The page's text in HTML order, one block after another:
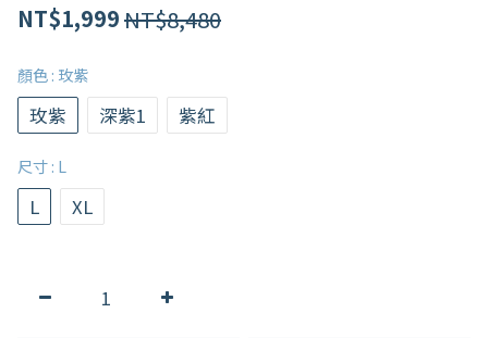
NT$1,999NT$8,480
顏色: 玫紫
玫紫 深紫1 紫紅
尺寸: L
L XL